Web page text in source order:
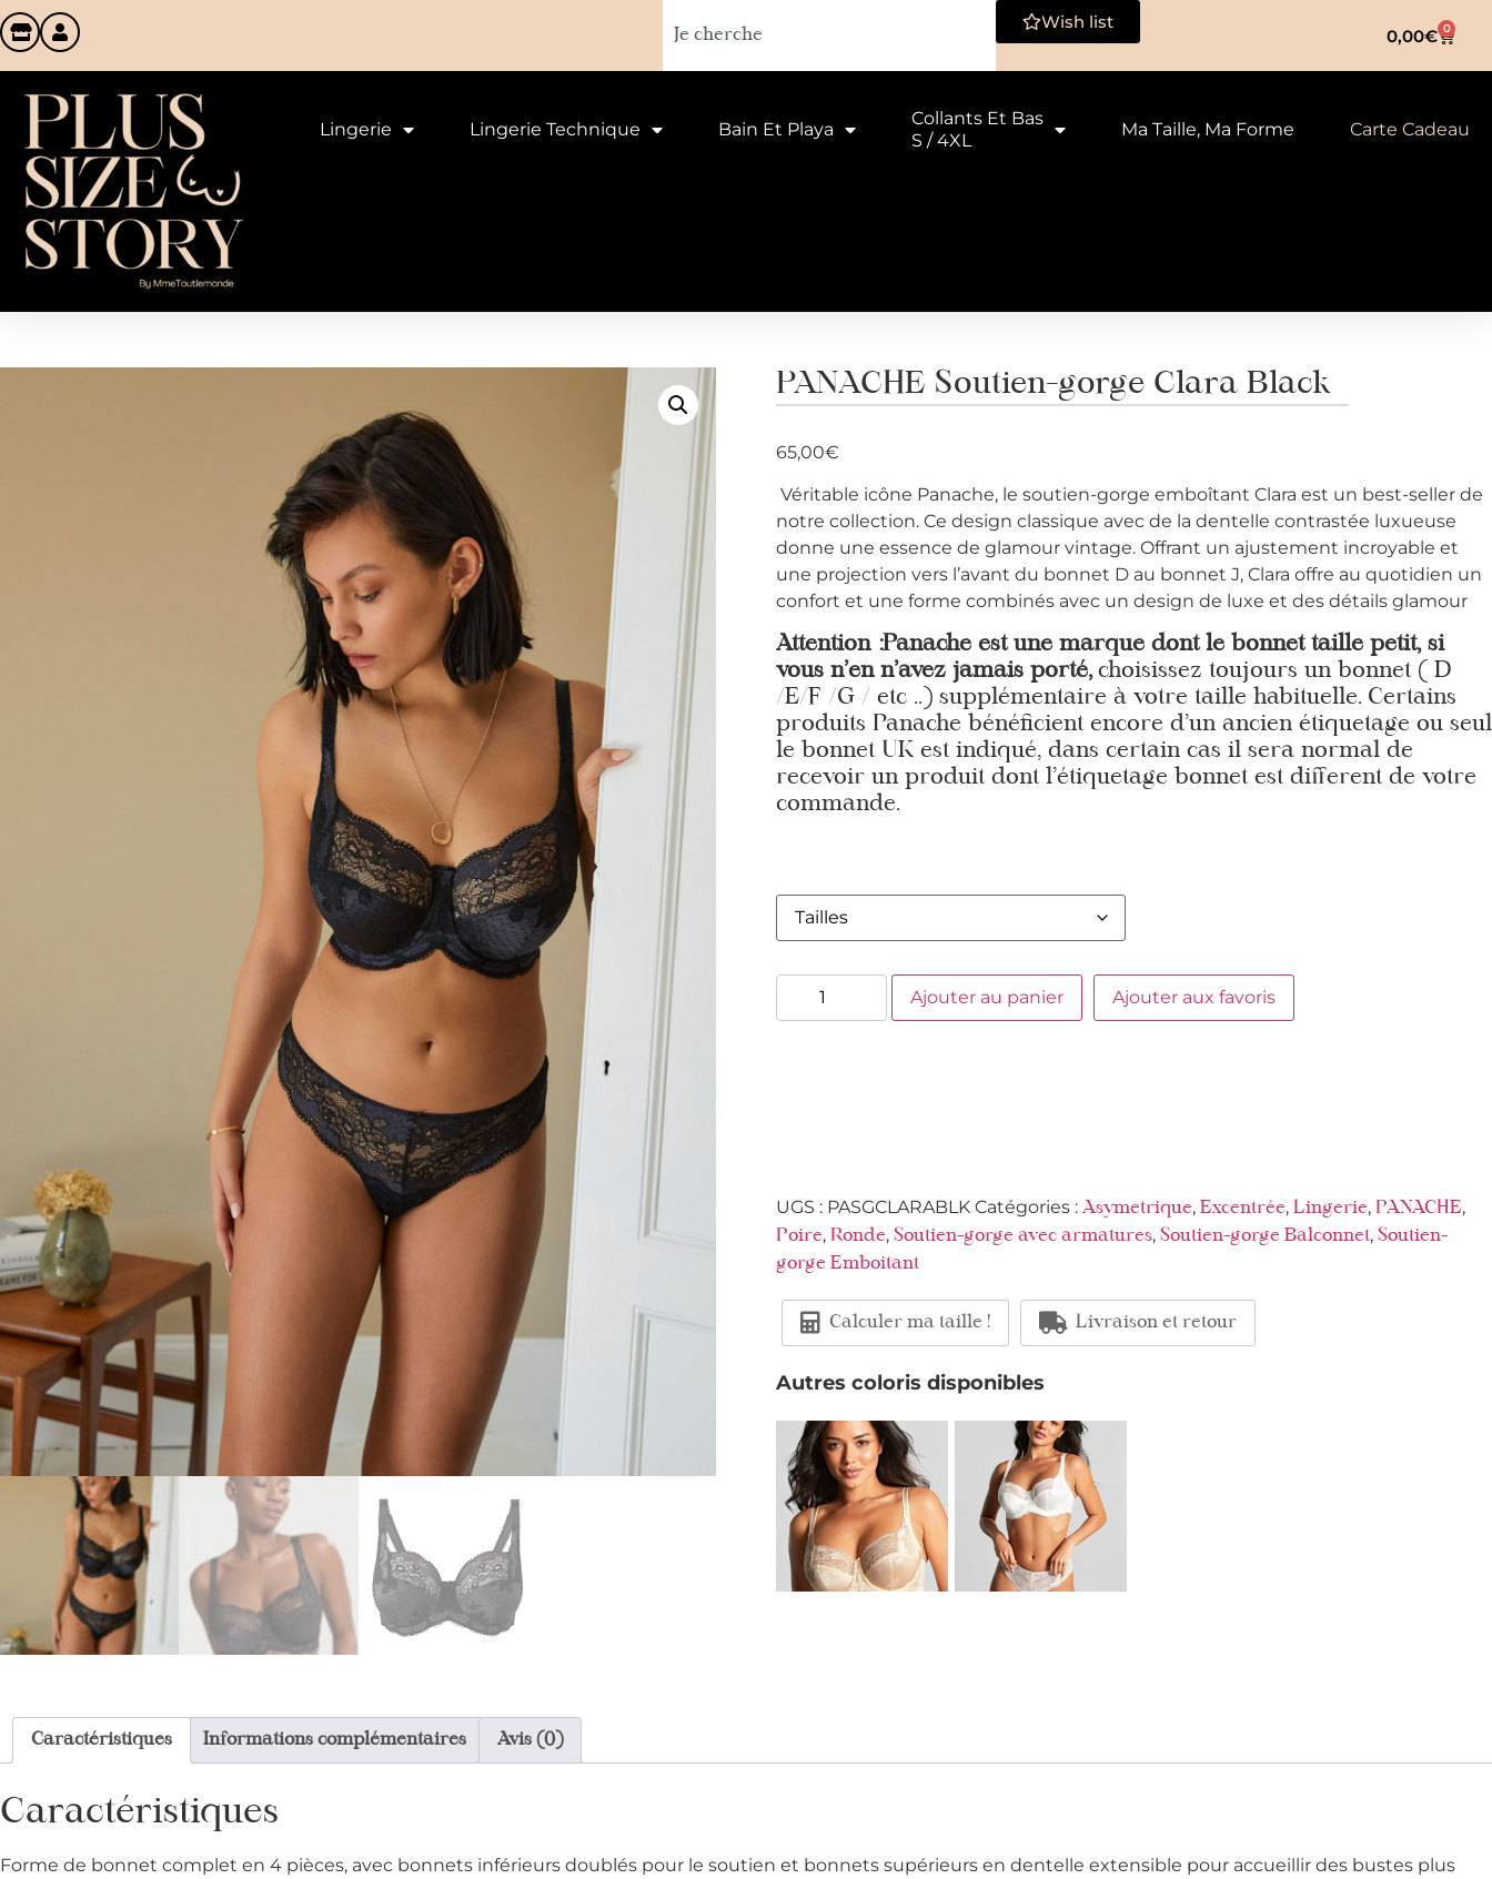
Wish list
0,00€ 0
Lingerie Lingerie Technique Bain Et Playa
Collants Et Bas
S / 4XL
Ma Taille, Ma Forme Carte Cadeau
PANACHE Soutien-gorge Clara Black
65,00€
Véritable icône Panache, le soutien-gorge emboîtant Clara est un best-seller de
notre collection. Ce design classique avec de la dentelle contrastée luxueuse
donne une essence de glamour vintage. Offrant un ajustement incroyable et
une projection vers l’avant du bonnet D au bonnet J, Clara offre au quotidien un
confort et une forme combinés avec un design de luxe et des détails glamour
Attention :Panache est une marque dont le bonnet taille petit, si
vous n’en n’avez jamais porté, choisissez toujours un bonnet ( D
/E/F /G / etc ..) supplémentaire à votre taille habituelle. Certains
produits Panache bénéficient encore d’un ancien étiquetage ou seul
le bonnet UK est indiqué, dans certain cas il sera normal de
recevoir un produit dont l’étiquetage bonnet est different de votre
commande.
Ajouter au panier Ajouter aux favoris
UGS : PASGCLARABLK Catégories : Asymetrique, Excentrée, Lingerie, PANACHE,
Poire, Ronde, Soutien-gorge avec armatures, Soutien-gorge Balconnet, Soutien-
gorge Emboitant
Calculer ma taille ! Livraison et retour
Autres coloris disponibles
Caractéristiques Informations complémentaires Avis (0)
Caractéristiques
Forme de bonnet complet en 4 pièces, avec bonnets inférieurs doublés pour le soutien et bonnets supérieurs en dentelle extensible pour accueillir des bustes plus